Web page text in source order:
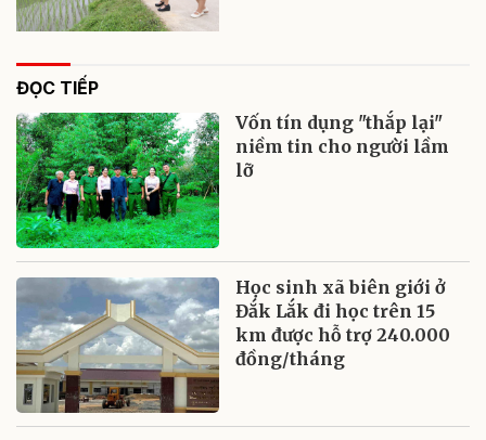
ĐỌC TIẾP
Vốn tín dụng "thắp lại"
niềm tin cho người lầm
lỡ
Học sinh xã biên giới ở
Đắk Lắk đi học trên 15
km được hỗ trợ 240.000
đồng/tháng